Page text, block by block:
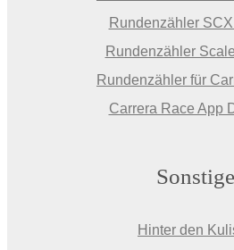
Rundenzähler
Rundenzähler
Rundenzähler für
Carrera Race App
Hinter den